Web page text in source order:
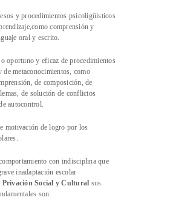
y procedimientos psicoligüísticos
comprensión y
oral y escrito.
oportuno y eficaz de procedimientos
de metaconocimientos, como
de composición, de
de solución de conflictos
autocontrol.
motivación de logro por los
con indisciplina que
inadaptación escolar
Privación Social y Cultural sus
son: